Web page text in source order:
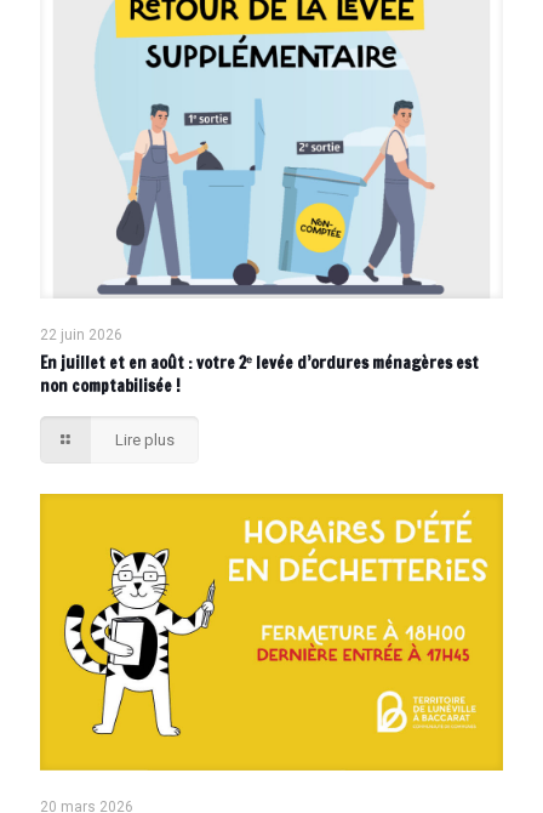
22 juin 2026
En juillet et en août : votre 2ᵉ levée d’ordures ménagères est
non comptabilisée !
Lire plus
20 mars 2026